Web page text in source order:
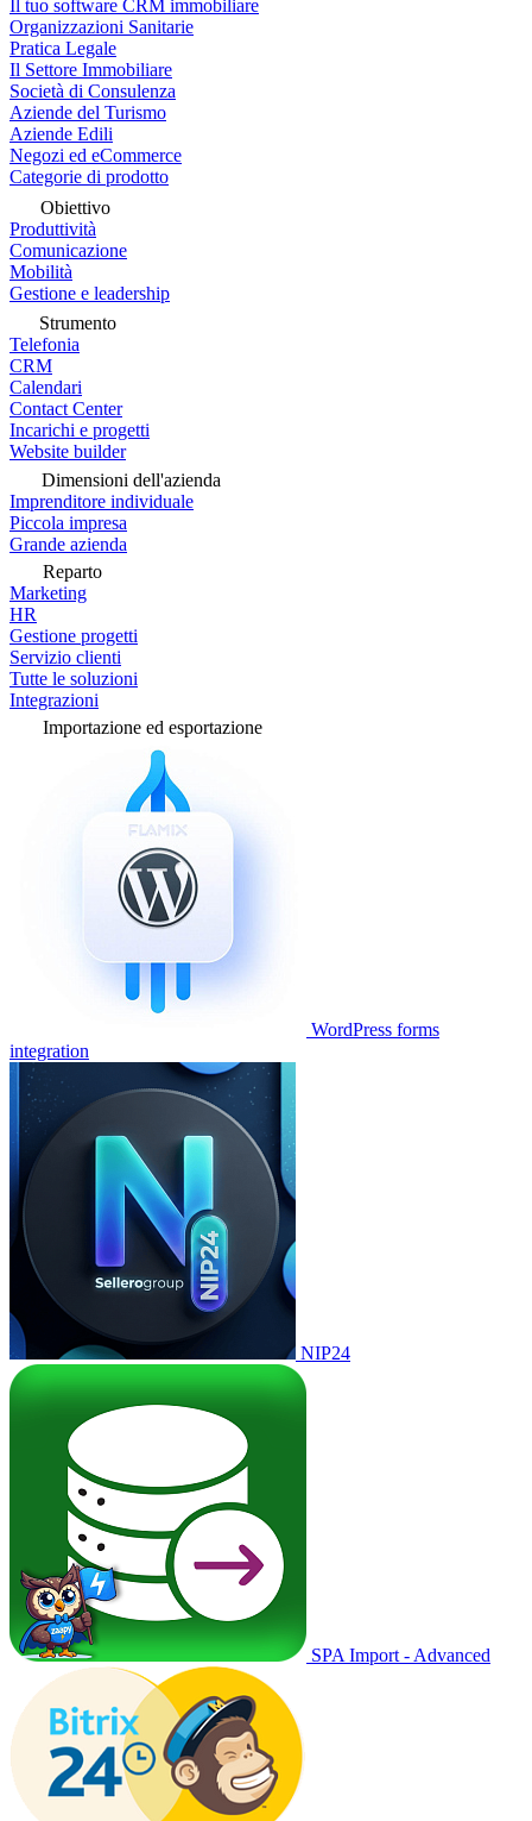
Il tuo software CRM immobiliare
Organizzazioni Sanitarie
Pratica Legale
Il Settore Immobiliare
Società di Consulenza
Aziende del Turismo
Aziende Edili
Negozi ed eCommerce
Categorie di prodotto
Obiettivo
Produttività
Comunicazione
Mobilità
Gestione e leadership
Strumento
Telefonia
CRM
Calendari
Contact Center
Incarichi e progetti
Website builder
Dimensioni dell'azienda
Imprenditore individuale
Piccola impresa
Grande azienda
Reparto
Marketing
HR
Gestione progetti
Servizio clienti
Tutte le soluzioni
Integrazioni
Importazione ed esportazione
WordPress forms
integration
NIP24
SPA Import - Advanced